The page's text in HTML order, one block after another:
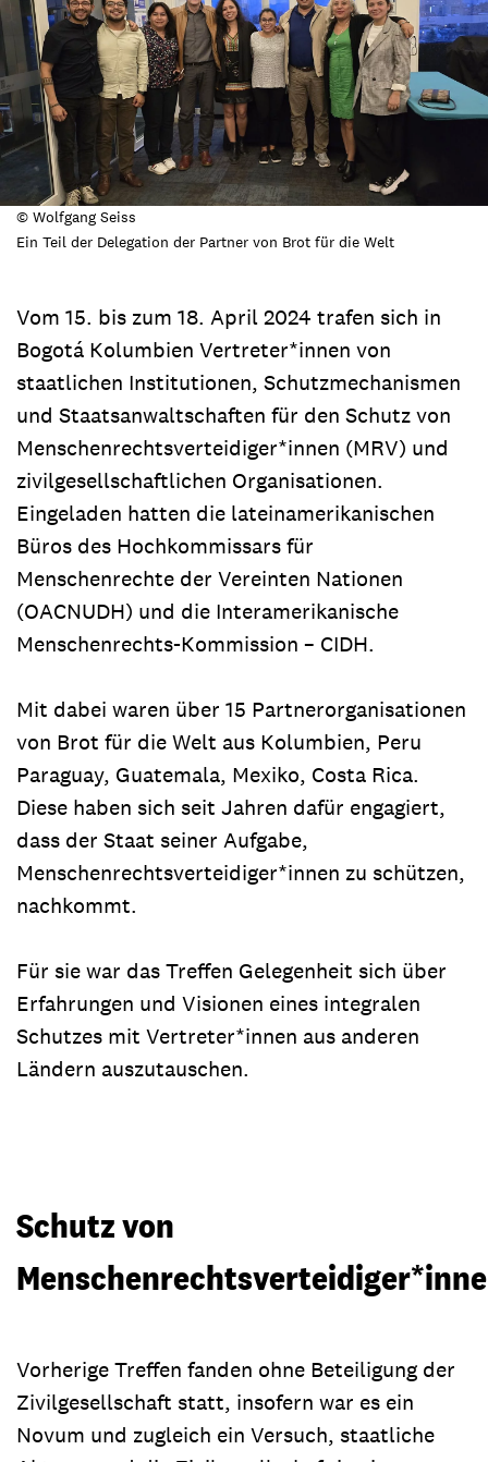
© Wolfgang Seiss
Ein Teil der Delegation der Partner von Brot für die Welt
Vom 15. bis zum 18. April 2024 trafen sich in
Bogotá Kolumbien Vertreter*innen von
staatlichen Institutionen, Schutzmechanismen
und Staatsanwaltschaften für den Schutz von
Menschenrechtsverteidiger*innen (MRV) und
zivilgesellschaftlichen Organisationen.
Eingeladen hatten die lateinamerikanischen
Büros des Hochkommissars für
Menschenrechte der Vereinten Nationen
(OACNUDH) und die Interamerikanische
Menschenrechts-Kommission – CIDH.
Mit dabei waren über 15 Partnerorganisationen
von Brot für die Welt aus Kolumbien, Peru
Paraguay, Guatemala, Mexiko, Costa Rica.
Diese haben sich seit Jahren dafür engagiert,
dass der Staat seiner Aufgabe,
Menschenrechtsverteidiger*innen zu schützen,
nachkommt.
Für sie war das Treffen Gelegenheit sich über
Erfahrungen und Visionen eines integralen
Schutzes mit Vertreter*innen aus anderen
Ländern auszutauschen.
Schutz von
Vorherige Treffen fanden ohne Beteiligung der
Zivilgesellschaft statt, insofern war es ein
Novum und zugleich ein Versuch, staatliche